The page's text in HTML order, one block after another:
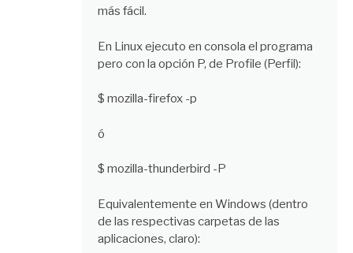
más fácil.
En Linux ejecuto en consola el programa
pero con la opción P, de Profile (Perfil):
$ mozilla-firefox -p
ó
$ mozilla-thunderbird -P
Equivalentemente en Windows (dentro
de las respectivas carpetas de las
aplicaciones, claro):